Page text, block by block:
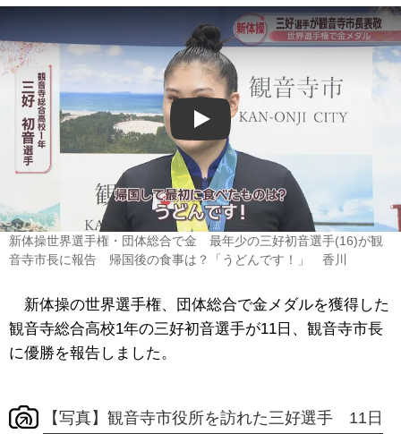
Play
新体操世界選手権・団体総合で金 最年少の三好初音選手(16)が観
音寺市長に報告 帰国後の食事は？「うどんです！」 香川
新体操の世界選手権、団体総合で金メダルを獲得した
観音寺総合高校1年の三好初音選手が11日、観音寺市長
に優勝を報告しました。
【写真】観音寺市役所を訪れた三好選手 11日